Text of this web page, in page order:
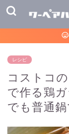
レシピ
コストコ
で作る鶏
でも普通鍋